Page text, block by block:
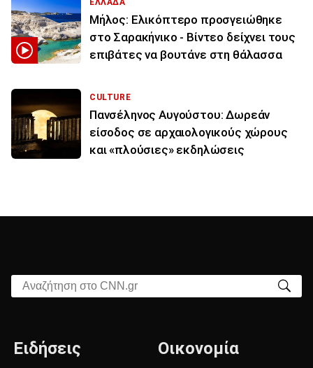
Μήλος: Ελικόπτερο προσγειώθηκε
στο Σαρακήνικο - Βίντεο δείχνει τους
επιβάτες να βουτάνε στη θάλασσα
CULTURE
Πανσέληνος Αυγούστου: Δωρεάν
είσοδος σε αρχαιολογικούς χώρους
και «πλούσιες» εκδηλώσεις
Αναζήτηση στο CNN.gr
Ειδήσεις Οικονομία